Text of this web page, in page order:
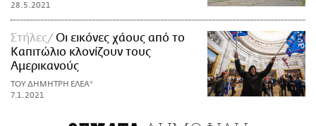
28.5.2021
Στήλες
Οι εικόνες χάους από το
Καπιτώλιο κλονίζουν τους
Αμερικανούς
ΤΟΥ ΔΗΜΗΤΡΗ ΕΛΕΑ*
7.1.2021